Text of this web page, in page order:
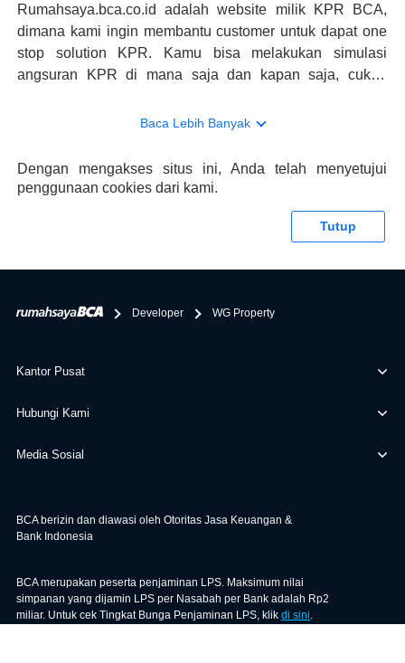
Rumahsaya.bca.co.id adalah website milik KPR BCA,
dimana kami ingin membantu customer untuk dapat one
stop solution KPR. Kamu bisa melakukan simulasi
angsuran KPR di mana saja dan kapan saja, cukup
konsultasi mengenai KPR, maka ada layanan live chat
memberikan keuntungan yang berlipat, persyaratan
pengajuan KPR BCA juga sangat mudah, kamu bisa cek
tentang properti disini BCA hanya sebagai pihak
bertanggung jawab terhadap informasi yang rekanan
Baca Lebih Banyak
Dengan mengakses situs ini, Anda telah menyetujui
penggunaan cookies dari kami.
Tutup
Developer WG Property
Kantor Pusat
Hubungi Kami
Media Sosial
BCA berizin dan diawasi oleh Otoritas Jasa Keuangan &
Bank Indonesia
BCA merupakan peserta penjaminan LPS. Maksimum nilai
simpanan yang dijamin LPS per Nasabah per Bank adalah Rp2
miliar. Untuk cek Tingkat Bunga Penjaminan LPS, klik di sini